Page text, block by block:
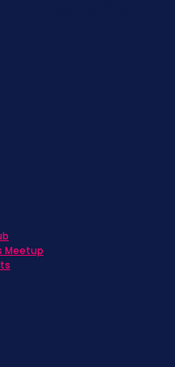
Meetup